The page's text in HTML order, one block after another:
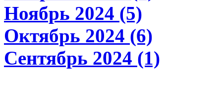
Ноябрь 2024 (5)
Октябрь 2024 (6)
Сентябрь 2024 (1)